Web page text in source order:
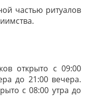
частью ритуалов
открыто с 09:00
до 21:00 вечера.
с 08:00 утра до